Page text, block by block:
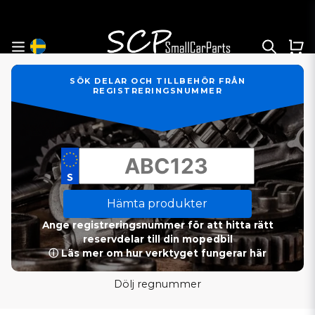
SÖK DELAR OCH TILLBEHÖR FRÅN
REGISTRERINGSNUMMER
Hämta produkter
Ange registreringsnummer för att hitta rätt
reservdelar till din mopedbil
ⓘ Läs mer om hur verktyget fungerar här
Dölj regnummer